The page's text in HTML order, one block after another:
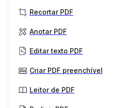
Recortar PDF
Anotar PDF
Editar texto PDF
Criar PDF preenchível
Leitor de PDF